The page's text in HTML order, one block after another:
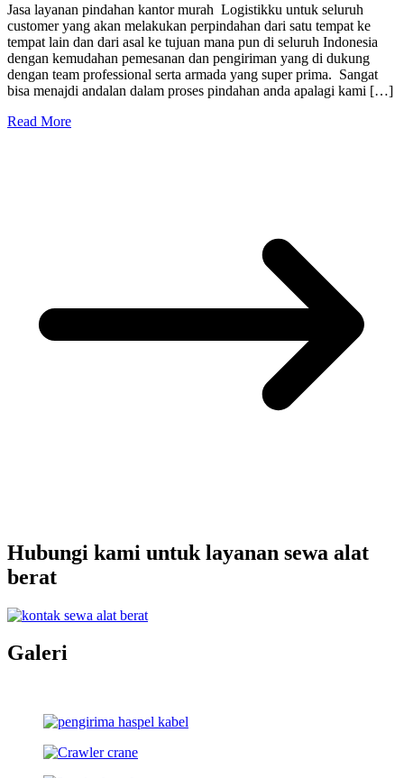
Jasa layanan pindahan kantor murah Logistikku untuk seluruh
customer yang akan melakukan perpindahan dari satu tempat ke
tempat lain dan dari asal ke tujuan mana pun di seluruh Indonesia
dengan kemudahan pemesanan dan pengiriman yang di dukung
dengan team professional serta armada yang super prima. Sangat
bisa menajdi andalan dalam proses pindahan anda apalagi kami […]
Read More
Hubungi kami untuk layanan sewa alat
berat
Galeri